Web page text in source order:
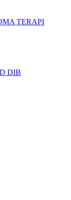
TERAPI
DIB